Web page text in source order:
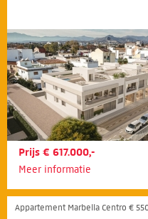
Prijs € 617.000,-
Meer informatie
Appartement Marbella Centro €